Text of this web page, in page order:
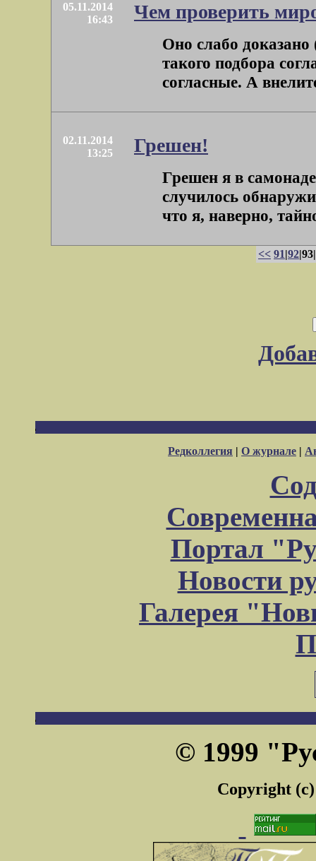
05.11.2014
16:43
Чем проверить
Оно слабо доказано
такого подбора
согласные. А
02.11.2014
13:25
Грешен!
Грешен я в
случилось
что я, наверно,
<< 91|92|93|
Редколлегия | О журнале |
Портал
Новости
Галерея
© 1999
Copyright